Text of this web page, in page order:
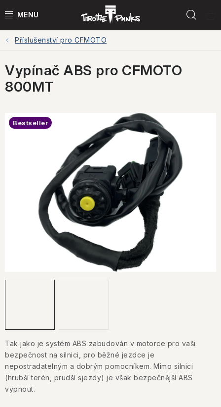
na
POWER KIT
ČTYŘKOLKY
ČTYŘKOLKY PŘÍSLUŠENSTVÍ
MOTORKY
MOTO PŘÍSLUŠENSTVÍ
Testovací jízdy
KONTAKTY
JAK NAKUPOVAT
Jak nakupovat
Podmínky ochrany osobních údajů
Příslušenství pro CFMOTO
Tak jako je systém ABS zabudován v motorce pro vaši
bezpečnost na silnici, pro běžné jezdce je
nepostradatelným a dobrým pomocníkem. Mimo silnici
(hrubší terén, prudší sjezdy) je však bezpečnější ABS
vypnout.
Vypínač ABS pro CFMOTO
800MT
Bestseller